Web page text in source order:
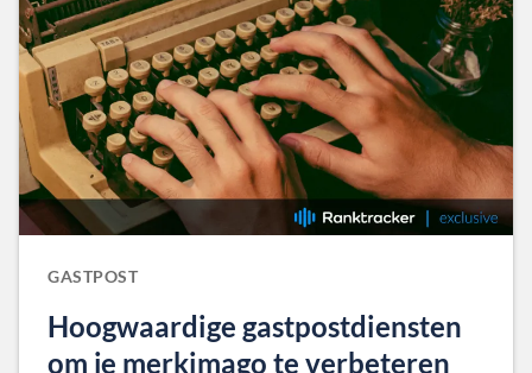
GASTPOST
Hoogwaardige gastpostdiensten
om je merkimago te verbeteren